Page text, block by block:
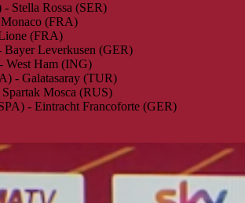
- Stella Rossa (SER)
(FRA)
(FRA)
Leverkusen (GER)
West Ham (ING)
- Galatasaray (TUR)
Mosca (RUS)
- Eintracht Francoforte (GER)